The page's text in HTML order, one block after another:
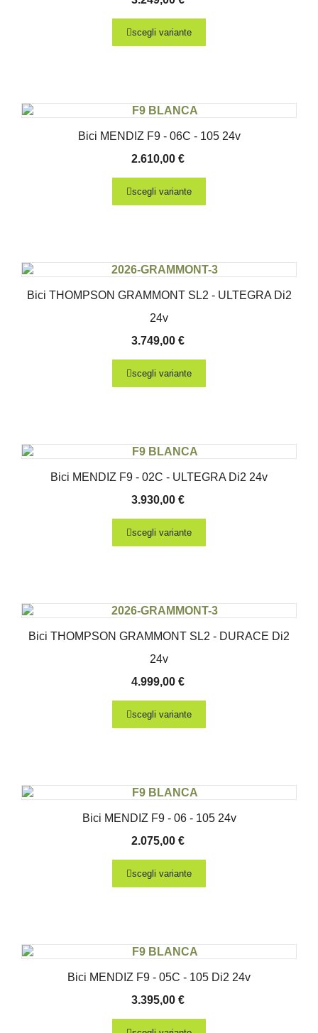
scegli variante
Bici MENDIZ F9 - 06C - 105 24v
2.610,00 €
scegli variante
Bici THOMPSON GRAMMONT SL2 - ULTEGRA Di2
24v
3.749,00 €
scegli variante
Bici MENDIZ F9 - 02C - ULTEGRA Di2 24v
3.930,00 €
scegli variante
Bici THOMPSON GRAMMONT SL2 - DURACE Di2
24v
4.999,00 €
scegli variante
Bici MENDIZ F9 - 06 - 105 24v
2.075,00 €
scegli variante
Bici MENDIZ F9 - 05C - 105 Di2 24v
3.395,00 €